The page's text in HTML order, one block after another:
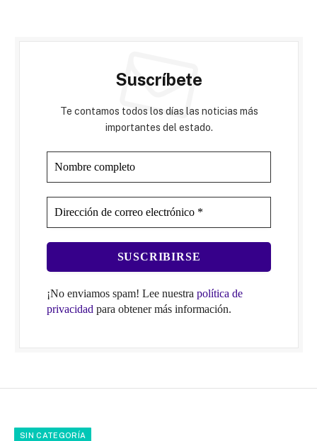
Suscríbete
Te contamos todos los días las noticias más
importantes del estado.
¡No enviamos spam! Lee nuestra política de
privacidad para obtener más información.
SIN CATEGORÍA